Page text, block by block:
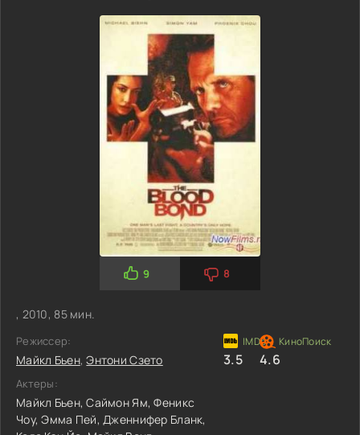
9 8
, 2010, 85 мин.
Режиссер:
Майкл Бьен,Энтони Сзето
Актеры:
Майкл Бьен,Саймон Ям,Феникс
Чоу,Эмма Пей,Дженнифер Бланк,
3.5 4.6